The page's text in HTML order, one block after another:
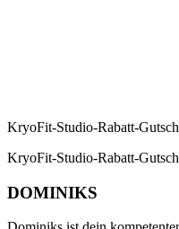
KryoFit-Studio-Rabatt-
KryoFit-Studio-Rabatt-
DOMINIKS